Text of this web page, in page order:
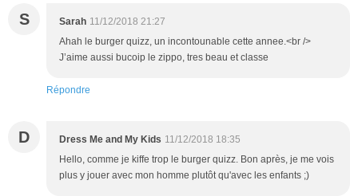
S Sarah 11/12/2018 21:27
Ahah le burger quizz, un incontounable cette annee.<br />
J’aime aussi bucoip le zippo, tres beau et classe
Répondre
D Dress Me and My Kids 11/12/2018 18:35
Hello, comme je kiffe trop le burger quizz. Bon après, je me vois
plus y jouer avec mon homme plutôt qu'avec les enfants ;)